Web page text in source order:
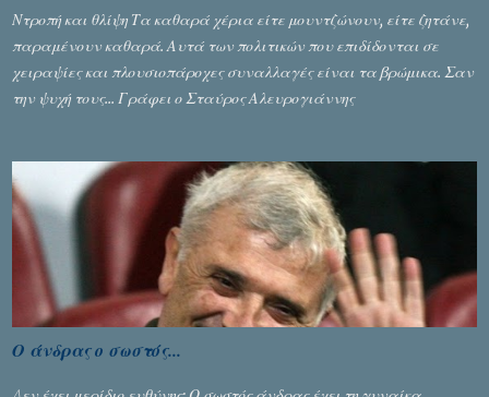
Ντροπή και θλίψη Τα καθαρά χέρια είτε μουντζώνουν, είτε ζητάνε,
παραμένουν καθαρά. Αυτά των πολιτικών που επιδίδονται σε
χειραψίες και πλουσιοπάροχες συναλλαγές είναι τα βρώμικα. Σαν
την ψυχή τους... Γράφει ο Σταύρος Αλευρογιάννης
Ο άνδρας ο σωστός...